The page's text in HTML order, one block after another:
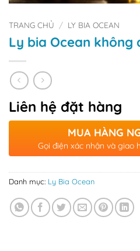
TRANG CHỦ / LY BIA OCEAN
Ly bia Ocean không
Liên hệ đặt hàng
MUA HÀNG
Gọi điện xác nhận và giao
Danh mục: Ly Bia Ocean